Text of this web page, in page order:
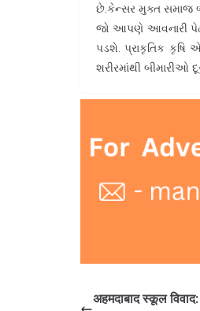
છે.કેન્સર મુક્ત સમાજ
જો આપણે આવનારી
પડશે. પ્રાકૃતિક કૃષિ
શરીરમાંથી બીમારીઓ
अहमदाबाद स्कूल